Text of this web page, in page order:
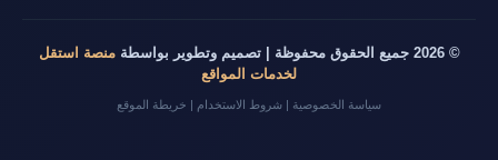
© 2026 جميع الحقوق محفوظة | تصميم وتطوير بواسطة
منصة استقل
لخدمات المواقع
سياسة الخصوصية | شروط الاستخدام | خريطة الموقع